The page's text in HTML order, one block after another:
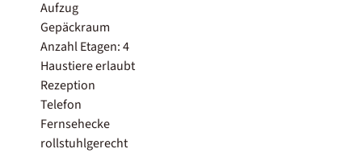
Aufzug
Gepäckraum
Anzahl Etagen: 4
Haustiere erlaubt
Rezeption
Telefon
Fernsehecke
rollstuhlgerecht